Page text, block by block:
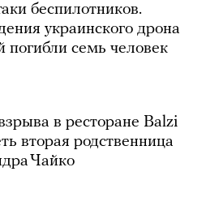
беспилотников.
украинского дрона
погибли семь человек
в ресторане Balzi
вторая родственница
Чайко